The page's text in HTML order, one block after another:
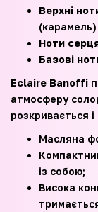
Верхні
(карамель)
Ноти
Базові
Eclaire Banoffi
атмосферу
розкривається і
Масляна
із собою;
Висока